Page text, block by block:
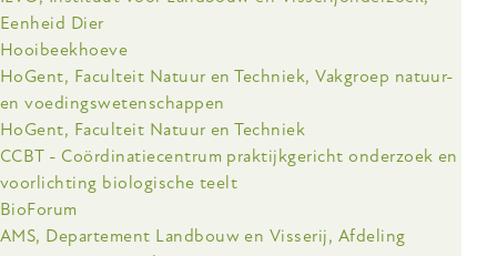
Eenheid Dier
Hooibeekhoeve
HoGent, Faculteit Natuur en Techniek, Vakgroep natuur-
en voedingswetenschappen
HoGent, Faculteit Natuur en Techniek
CCBT - Coördinatiecentrum praktijkgericht onderzoek en
voorlichting biologische teelt
BioForum
AMS, Departement Landbouw en Visserij, Afdeling